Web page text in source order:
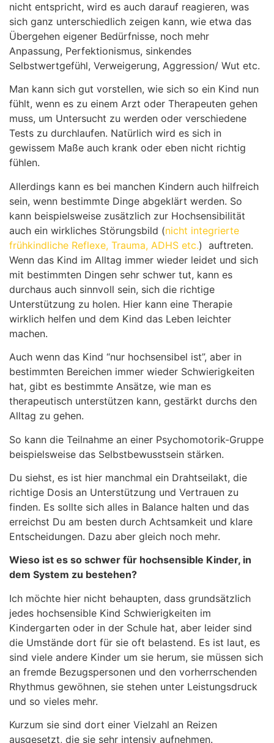
nicht entspricht, wird es auch darauf reagieren, was
sich ganz unterschiedlich zeigen kann, wie etwa das
Übergehen eigener Bedürfnisse, noch mehr
Anpassung, Perfektionismus, sinkendes
Selbstwertgefühl, Verweigerung, Aggression/ Wut etc.
Man kann sich gut vorstellen, wie sich so ein Kind nun
fühlt, wenn es zu einem Arzt oder Therapeuten gehen
muss, um Untersucht zu werden oder verschiedene
Tests zu durchlaufen. Natürlich wird es sich in
gewissem Maße auch krank oder eben nicht richtig
fühlen.
Allerdings kann es bei manchen Kindern auch hilfreich
sein, wenn bestimmte Dinge abgeklärt werden. So
kann beispielsweise zusätzlich zur Hochsensibilität
auch ein wirkliches Störungsbild (nicht integrierte
frühkindliche Reflexe, Trauma, ADHS etc.) auftreten.
Wenn das Kind im Alltag immer wieder leidet und sich
mit bestimmten Dingen sehr schwer tut, kann es
durchaus auch sinnvoll sein, sich die richtige
Unterstützung zu holen. Hier kann eine Therapie
wirklich helfen und dem Kind das Leben leichter
machen.
Auch wenn das Kind “nur hochsensibel ist”, aber in
bestimmten Bereichen immer wieder Schwierigkeiten
hat, gibt es bestimmte Ansätze, wie man es
therapeutisch unterstützen kann, gestärkt durchs den
Alltag zu gehen.
So kann die Teilnahme an einer Psychomotorik-Gruppe
beispielsweise das Selbstbewusstsein stärken.
Du siehst, es ist hier manchmal ein Drahtseilakt, die
richtige Dosis an Unterstützung und Vertrauen zu
finden. Es sollte sich alles in Balance halten und das
erreichst Du am besten durch Achtsamkeit und klare
Entscheidungen. Dazu aber gleich noch mehr.
Wieso ist es so schwer für hochsensible Kinder, in
dem System zu bestehen?
Ich möchte hier nicht behaupten, dass grundsätzlich
jedes hochsensible Kind Schwierigkeiten im
Kindergarten oder in der Schule hat, aber leider sind
die Umstände dort für sie oft belastend. Es ist laut, es
sind viele andere Kinder um sie herum, sie müssen sich
an fremde Bezugspersonen und den vorherrschenden
Rhythmus gewöhnen, sie stehen unter Leistungsdruck
und so vieles mehr.
Kurzum sie sind dort einer Vielzahl an Reizen
ausgesetzt, die sie sehr intensiv aufnehmen.